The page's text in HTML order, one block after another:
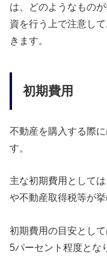
は、どのようなもの
資を行う上で注意し
きます。
初期費用
不動産を購入する際
す。
主な初期費用として
や不動産取得税等が挙
初期費用の目安とし
5パーセント程度とな